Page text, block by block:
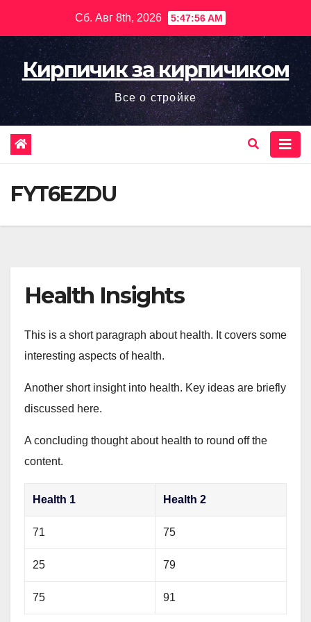
содержимому
Сб. Авг 8th, 2026 5:47:57 AM
Кирпичик за кирпичиком
Все о стройке
FYT6EZDU
Health Insights
This is a short paragraph about health. It covers some
interesting aspects of health.
Another short insight into health. Key ideas are briefly
discussed here.
A concluding thought about health to round off the
content.
Health 1 Health 2
71 75
25 79
75 91